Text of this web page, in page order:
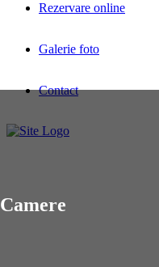
Rezervare online
Galerie foto
Contact
Camere